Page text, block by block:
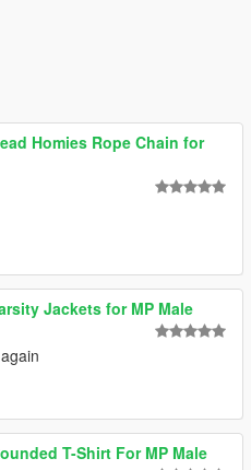
Homies Rope Chain for
Jackets for MP Male
T-Shirt For MP Male